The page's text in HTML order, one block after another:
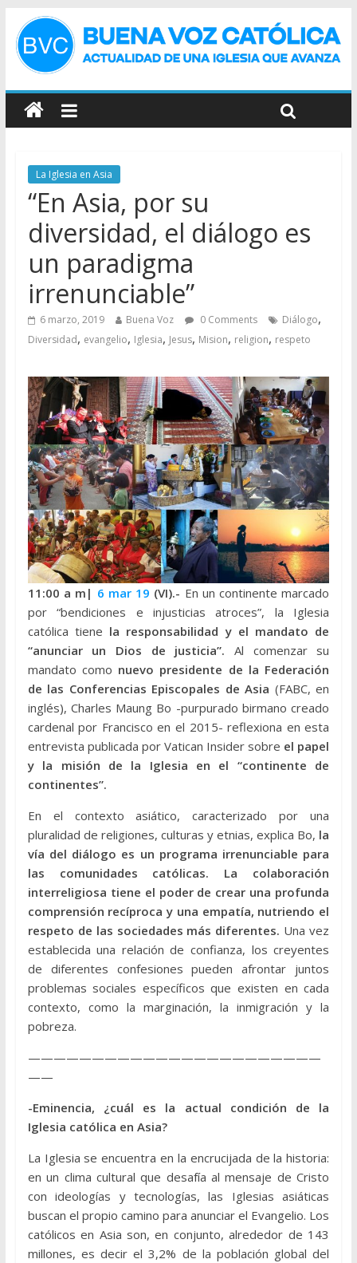
La Iglesia en Asia
“En Asia, por su
diversidad, el diálogo es
un paradigma
irrenunciable”
6 marzo, 2019 Buena Voz 0 Comments Diálogo,
Diversidad, evangelio, Iglesia, Jesus, Mision, religion, respeto
11:00 a m| 6 mar 19 (VI).- En un continente marcado
por “bendiciones e injusticias atroces”, la Iglesia
católica tiene la responsabilidad y el mandato de
“anunciar un Dios de justicia”. Al comenzar su
mandato como nuevo presidente de la Federación
de las Conferencias Episcopales de Asia (FABC, en
inglés), Charles Maung Bo -purpurado birmano creado
cardenal por Francisco en el 2015- reflexiona en esta
entrevista publicada por Vatican Insider sobre el papel
y la misión de la Iglesia en el “continente de
continentes”.
En el contexto asiático, caracterizado por una
pluralidad de religiones, culturas y etnias, explica Bo, la
vía del diálogo es un programa irrenunciable para
las comunidades católicas. La colaboración
interreligiosa tiene el poder de crear una profunda
comprensión recíproca y una empatía, nutriendo el
respeto de las sociedades más diferentes. Una vez
establecida una relación de confianza, los creyentes
de diferentes confesiones pueden afrontar juntos
problemas sociales específicos que existen en cada
contexto, como la marginación, la inmigración y la
pobreza.
———————————————————————
——
-Eminencia, ¿cuál es la actual condición de la
Iglesia católica en Asia?
La Iglesia se encuentra en la encrucijada de la historia:
en un clima cultural que desafía al mensaje de Cristo
con ideologías y tecnologías, las Iglesias asiáticas
buscan el propio camino para anunciar el Evangelio. Los
católicos en Asia son, en conjunto, alrededor de 143
millones, es decir el 3,2% de la población global del